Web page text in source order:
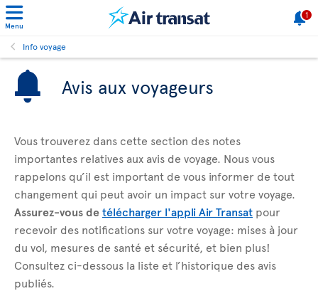
Menu
1
Info voyage
Avis aux voyageurs
Vous trouverez dans cette section des notes
importantes relatives aux avis de voyage. Nous vous
rappelons qu’il est important de vous informer de tout
changement qui peut avoir un impact sur votre voyage.
Assurez-vous detélécharger l'appli Air Transat pour
recevoir des notifications sur votre voyage: mises à jour
du vol, mesures de santé et sécurité, et bien plus!
Consultez ci-dessous la liste et l’historique des avis
publiés.